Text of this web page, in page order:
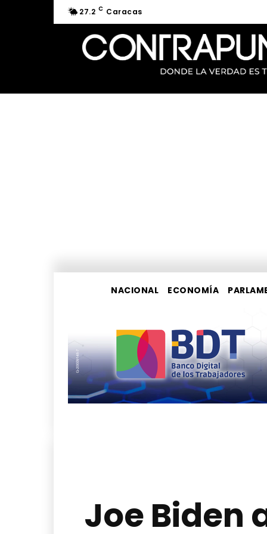
27.2 C Caracas
NACIONAL ECONOMÍA
Joe Biden